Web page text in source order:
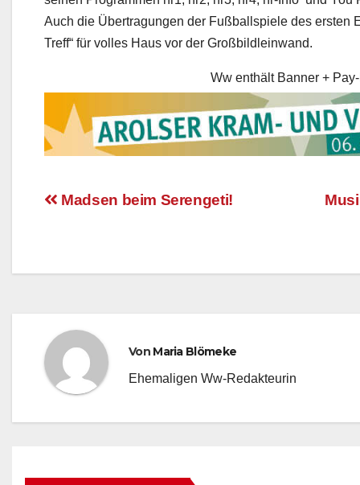
seinen Programmen hr1, hr2, hr3, hr4, hr-Info und You
Auch die Übertragungen der Fußballspiele des ersten
Treff“ für volles Haus vor der Großbildleinwand.
Ww enthält Banner +